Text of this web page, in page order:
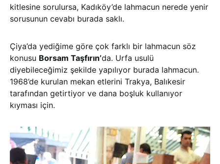
kitlesine sorulursa, Kadıköy’de lahmacun nerede yenir
sorusunun cevabı burada saklı.
Çiya’da yediğime göre çok farklı bir lahmacun söz
konusu Borsam Taşfırın’da. Urfa usulü
diyebileceğimiz şekilde yapılıyor burada lahmacun.
1968’de kurulan mekan etlerini Trakya, Balıkesir
tarafından getirtiyor ve dana boşluk kullanıyor
kıyması için.